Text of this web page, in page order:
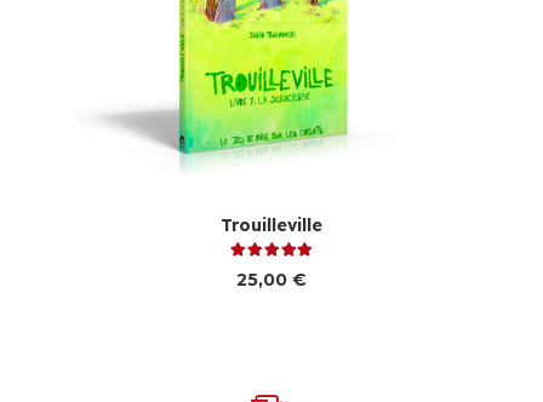
Trouilleville
25,00 €